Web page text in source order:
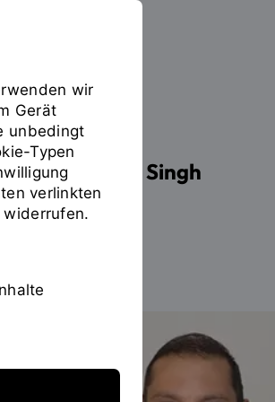
pol. Max D. Singh
wir
Gerät
unbedingt
Typen
verlinkten
widerrufen.